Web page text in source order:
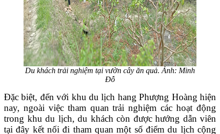
Du khách trải nghiệm tại vườn cây ăn quả. Ảnh: Minh
Đỗ
Đặc biệt, đến với khu du lịch hang Phượng Hoàng hiện
nay, ngoài việc tham quan trải nghiệm các hoạt động
trong khu du lịch, du khách còn được hướng dẫn viên
tại đây kết nối đi tham quan một số điểm du lịch cộng